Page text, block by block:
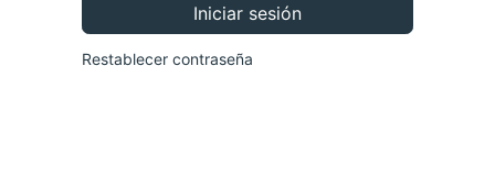
Iniciar sesión
Restablecer contraseña